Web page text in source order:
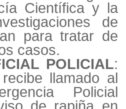
Científica y la
de
para tratar de
casos.
POLICIAL:
llamado al
Policial
de rapiña en